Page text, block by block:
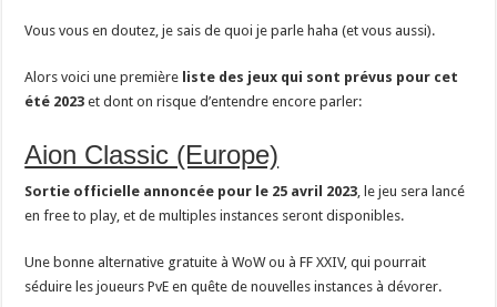
Vous vous en doutez, je sais de quoi je parle haha (et vous aussi).
Alors voici une première liste des jeux qui sont prévus pour cet
été 2023 et dont on risque d’entendre encore parler:
Aion Classic (Europe)
Sortie officielle annoncée pour le 25 avril 2023, le jeu sera lancé
en free to play, et de multiples instances seront disponibles.
Une bonne alternative gratuite à WoW ou à FF XXIV, qui pourrait
séduire les joueurs PvE en quête de nouvelles instances à dévorer.